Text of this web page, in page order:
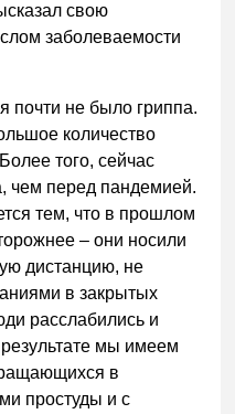
свою
заболеваемости
почти не было гриппа.
количество
того, сейчас
чем перед пандемией.
тем, что в прошлом
– они носили
дистанцию, не
в закрытых
расслабились и
мы имеем
в
простуды и с